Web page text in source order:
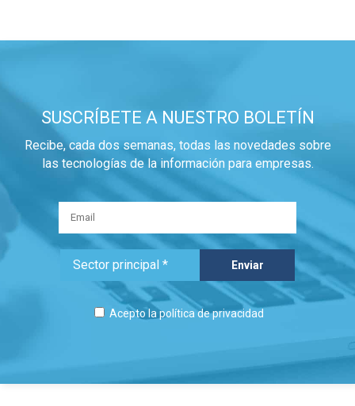
SUSCRÍBETE A NUESTRO BOLETÍN
Recibe, cada dos semanas, todas las novedades sobre
las tecnologías de la información para empresas.
Acepto lapolítica de privacidad